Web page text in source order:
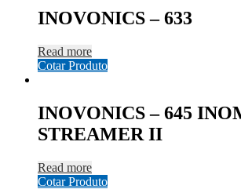
INOVONICS – 633
Read more
Cotar Produto
INOVONICS – 645
STREAMER II
Read more
Cotar Produto